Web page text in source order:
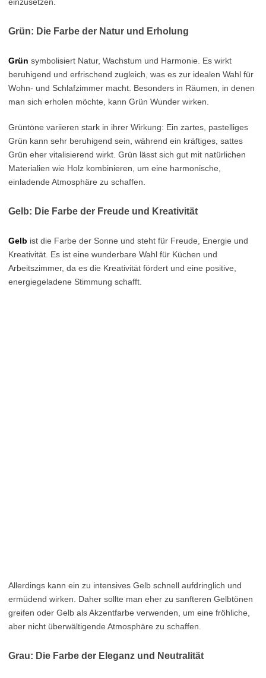
Grün: Die Farbe der Natur und Erholung
Grün symbolisiert Natur, Wachstum und Harmonie. Es wirkt
beruhigend und erfrischend zugleich, was es zur idealen Wahl für
Wohn- und Schlafzimmer macht. Besonders in Räumen, in denen
man sich erholen möchte, kann Grün Wunder wirken.
Grüntöne variieren stark in ihrer Wirkung: Ein zartes, pastelliges
Grün kann sehr beruhigend sein, während ein kräftiges, sattes
Grün eher vitalisierend wirkt. Grün lässt sich gut mit natürlichen
Materialien wie Holz kombinieren, um eine harmonische,
einladende Atmosphäre zu schaffen.
Gelb: Die Farbe der Freude und Kreativität
Gelb ist die Farbe der Sonne und steht für Freude, Energie und
Kreativität. Es ist eine wunderbare Wahl für Küchen und
Arbeitszimmer, da es die Kreativität fördert und eine positive,
energiegeladene Stimmung schafft.
Allerdings kann ein zu intensives Gelb schnell aufdringlich und
ermüdend wirken. Daher sollte man eher zu sanfteren Gelbtönen
greifen oder Gelb als Akzentfarbe verwenden, um eine fröhliche,
aber nicht überwältigende Atmosphäre zu schaffen.
Grau: Die Farbe der Eleganz und Neutralität